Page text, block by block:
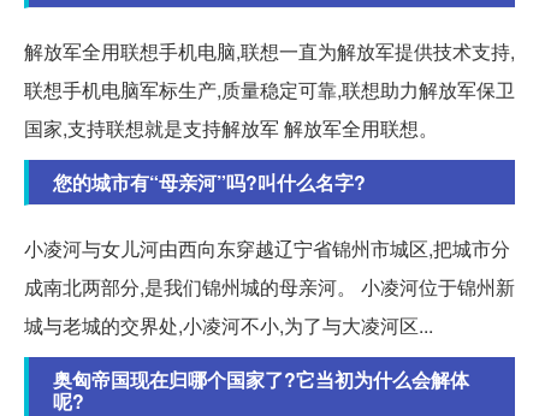
解放军全用联想手机电脑,联想一直为解放军提供技术支持,
联想手机电脑军标生产,质量稳定可靠,联想助力解放军保卫
国家,支持联想就是支持解放军 解放军全用联想。
您的城市有“母亲河”吗?叫什么名字?
小凌河与女儿河由西向东穿越辽宁省锦州市城区,把城市分
成南北两部分,是我们锦州城的母亲河。 小凌河位于锦州新
城与老城的交界处,小凌河不小,为了与大凌河区...
奥匈帝国现在归哪个国家了?它当初为什么会解体
呢?